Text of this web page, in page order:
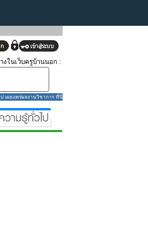
งในเว็บครูบ้านนอก :
เผยแพร่ผลงานวิชาการ ที่นี่